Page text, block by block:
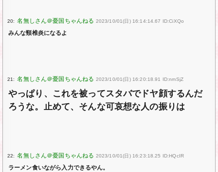
20: 2023/10/01(日) 16:14:14.67 ID:CiXQo
みんな頸椎炎になるよ
21: 2023/10/01(日) 16:20:18.91 ID:nmSjZ
やっぱり、これを被ってスタバでドヤ顔するんだ
ろうな。止めて、そんな可哀想な人の振りは
22: 2023/10/01(日) 16:23:18.25 ID:HQcIR
ラーメン食いながら入力できるやん。